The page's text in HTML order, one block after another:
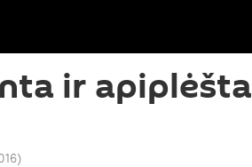
ir apiplėšta
)